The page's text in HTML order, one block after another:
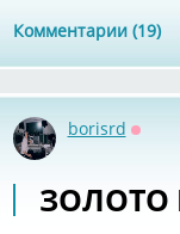
Комментарии (19)
borisrd
ЗОЛОТО